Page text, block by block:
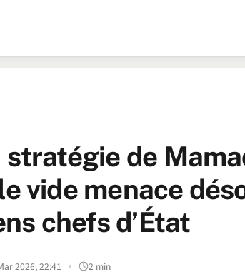
stratégie de
vide menace
chefs d’État
2026, 22:41 2 min